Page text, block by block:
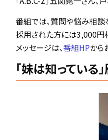
番組では、質問や悩み相談
採用された方には3,000円
メッセージは、番組HPから
「妹は知っている